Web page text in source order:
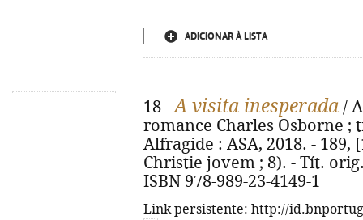
ADICIONAR À LISTA
18 -A visita inesperada /
romance Charles Osborne ;
Alfragide : ASA, 2018. - 189,
Christie jovem ; 8). - Tít.
ISBN 978-989-23-4149-1
Link persistente: http://